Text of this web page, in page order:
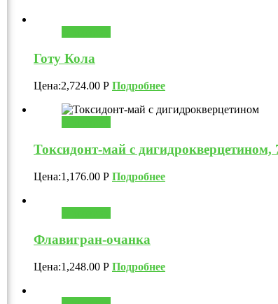
Готу Кола
Цена:2,724.00 Р Подробнее
Токсидонт-май с дигидрокверцетином,
Цена:1,176.00 Р Подробнее
Флавигран-очанка
Цена:1,248.00 Р Подробнее